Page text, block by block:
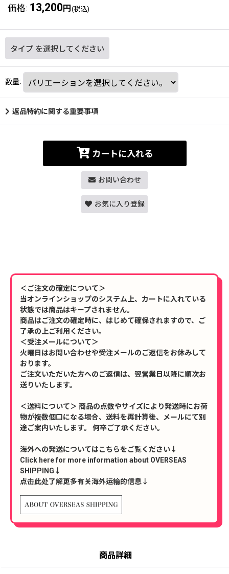
価格: 13,200 円 (税込)
タイプ を選択してください
数量:
返品特約に関する重要事項
カートに入れる
お問い合わせ
お気に入り登録
＜ご注文の確定について＞
当オンラインショップのシステム上、カートに入れている
状態では商品はキープされません。
商品はご注文の確定時に、はじめて確保されますので、ご
了承の上ご利用ください。
＜受注メールについて＞
火曜日はお問い合わせや受注メールのご返信をお休みして
おります。
ご注文いただいた方へのご返信は、翌営業日以降に順次お
送りいたします。
＜送料について＞ 商品の点数やサイズにより発送時にお荷
物が複数個口になる場合、送料を再計算後、メールにて別
途ご案内いたします。 何卒ご了承ください。
海外への発送についてはこちらをご覧ください↓
Click here for more information about OVERSEAS
SHIPPING↓
点击此处了解更多有关海外运输的信息↓
商品詳細